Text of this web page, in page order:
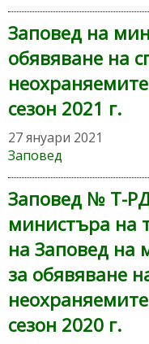
Заповед на
обявяване на
сезон 2021 г.
27 януари 2021
Заповед
Заповед № Т-
министъра на
на Заповед на
за обявяване
сезон 2020 г.